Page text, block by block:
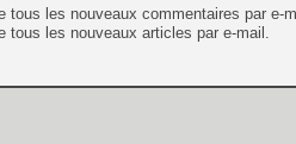
tous les nouveaux commentaires par e-
tous les nouveaux articles par e-mail.